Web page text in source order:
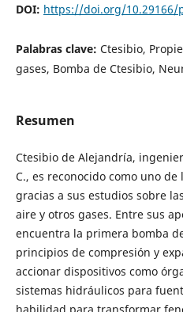
DOI: https://doi.org/10.29166/
Palabras clave: Ctesibio,
gases, Bomba de Ctesibio,
Resumen
Ctesibio de Alejandría,
C., es reconocido como uno
gracias a sus estudios sobre
aire y otros gases. Entre sus
encuentra la primera bomba
principios de compresión y
accionar dispositivos como
sistemas hidráulicos para